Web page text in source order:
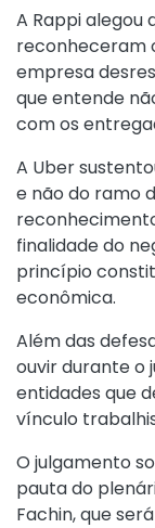
A Rappi alegou
reconheceram
empresa
que entende
com os
A Uber
e não do ramo
finalidade do
princípio
econômica.
Além das
ouvir durante o
entidades que
vínculo
O julgamento
pauta do
Fachin, que